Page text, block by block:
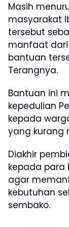
Masih
masyarakat
tersebut
manfaat dari
bantuan
Terangnya.
Bantuan ini
kepedulian
kepada
yang kurang
Diakhir
kepada para
agar
kebutuhan
sembako.